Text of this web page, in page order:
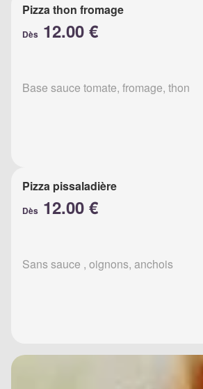
Pizza thon fromage
Dès 12.00 €
Base sauce tomate, fromage, thon
Pizza pissaladière
Dès 12.00 €
Sans sauce , oignons, anchois